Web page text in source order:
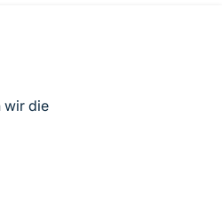
wir die